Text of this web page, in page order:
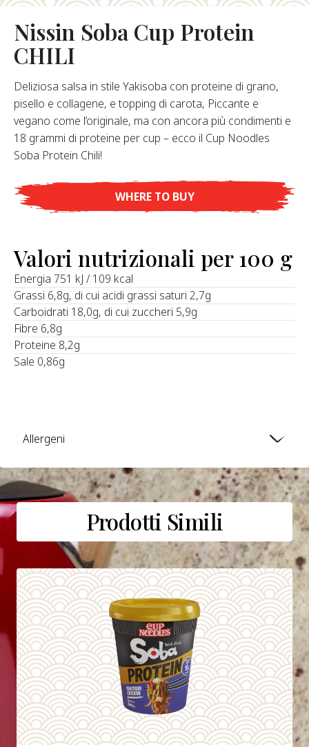
Fondatore
Storia
Aziendali
Nissin Soba Cup Protein
CHILI
Deliziosa salsa in stile Yakisoba con proteine di grano,
pisello e collagene, e topping di carota, Piccante e
vegano come l’originale, ma con ancora più condimenti e
18 grammi di proteine per cup – ecco il Cup Noodles
Soba Protein Chili!
WHERE TO BUY
Valori nutrizionali per 100 g
Energia 751 kJ / 109 kcal
Grassi 6,8g, di cui acidi grassi saturi 2,7g
Carboidrati 18,0g, di cui zuccheri 5,9g
Fibre 6,8g
Proteine 8,2g
Sale 0,86g
Allergeni
Prodotti Simili